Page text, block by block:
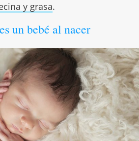
y grasa.
un bebé al nacer